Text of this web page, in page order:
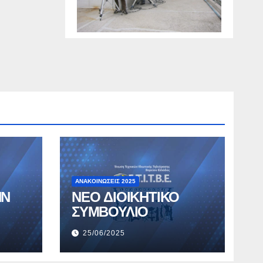
ΑΝΑΚΟΙΝΏΣΕΙΣ 2025
ΝΕΟ ΔΙΟΙΚΗΤΙΚΟ
ΣΥΜΒΟΥΛΙΟ
25/06/2025